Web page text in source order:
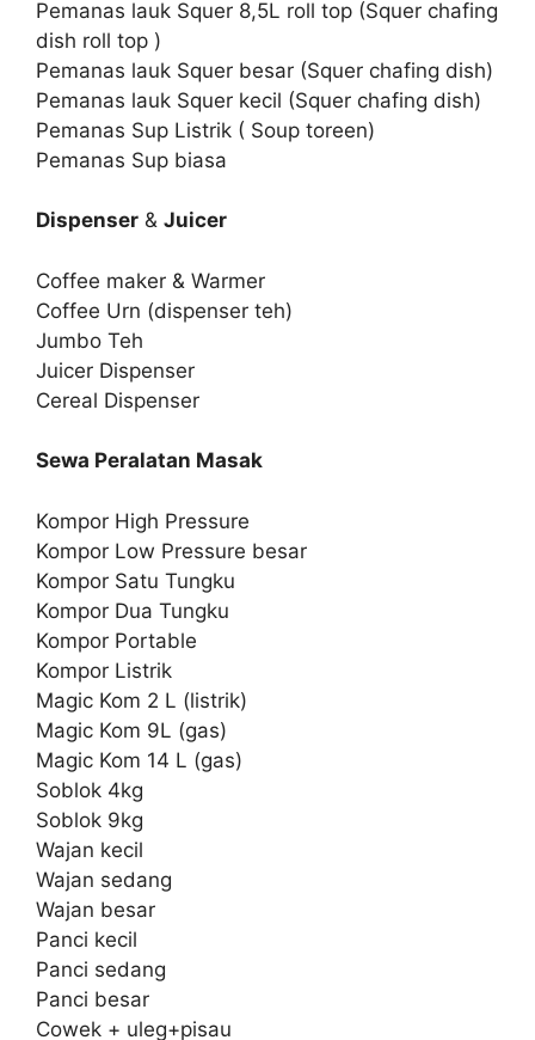
Pemanas lauk Squer 8,5L roll top (Squer chafing
dish roll top )
Pemanas lauk Squer besar (Squer chafing dish)
Pemanas lauk Squer kecil (Squer chafing dish)
Pemanas Sup Listrik ( Soup toreen)
Pemanas Sup biasa
Dispenser & Juicer
Coffee maker & Warmer
Coffee Urn (dispenser teh)
Jumbo Teh
Juicer Dispenser
Cereal Dispenser
Sewa Peralatan Masak
Kompor High Pressure
Kompor Low Pressure besar
Kompor Satu Tungku
Kompor Dua Tungku
Kompor Portable
Kompor Listrik
Magic Kom 2 L (listrik)
Magic Kom 9L (gas)
Magic Kom 14 L (gas)
Soblok 4kg
Soblok 9kg
Wajan kecil
Wajan sedang
Wajan besar
Panci kecil
Panci sedang
Panci besar
Cowek + uleg+pisau